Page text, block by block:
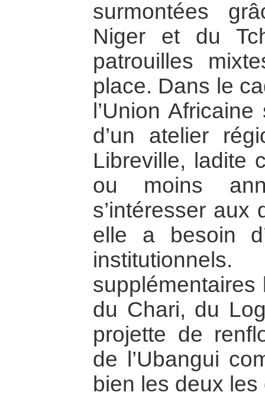
surmontées
Niger et du
patrouilles
place. Dans le
l’Union
d’un atelier
Libreville, ladite
ou moins
s’intéresser aux
elle a besoin
supplémentaires
du Chari, du
projette de
de l’Ubangui
bien les deux